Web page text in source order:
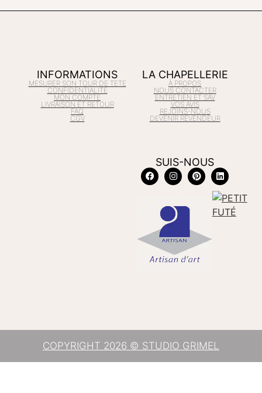
INFORMATIONS
MESURER SON TOUR DE TETE
CONFIDENTIALITÉ
MON COMPTE
LIVRAISON ET RETOUR
FAQ
CGV
LA CHAPELLERIE
À PROPOS
NOUS CONTACTER
ENTRETIEN ET SAV
VOS AVIS
REJOINS-NOUS
DEVENIR REVENDEUR
SUIS-NOUS
COPYRIGHT 2026 © STUDIO GRIMEL